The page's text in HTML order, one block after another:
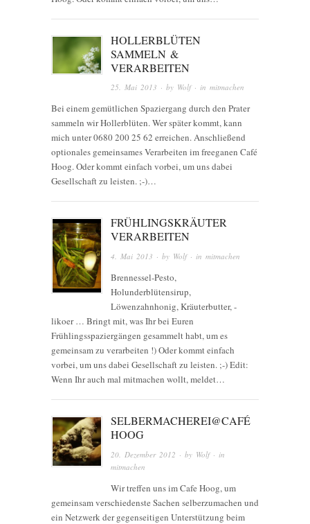
HOLLERBLÜTEN
SAMMELN &
VERARBEITEN
25. Mai 2013 · by Wolf· inmitmachen
Bei einem gemütlichen Spaziergang durch den Prater
sammeln wir Hollerblüten. Wer später kommt, kann
mich unter 0680 200 25 62 erreichen. Anschließend
optionales gemeinsames Verarbeiten im freeganen Café
Hoog. Oder kommt einfach vorbei, um uns dabei
Gesellschaft zu leisten. ;-)…
FRÜHLINGSKRÄUTER
VERARBEITEN
4. Mai 2013 · by Wolf· inmitmachen
Brennessel-Pesto,
Holunderblütensirup,
Löwenzahnhonig, Kräuterbutter, -
likoer … Bringt mit, was Ihr bei Euren
Frühlingsspaziergängen gesammelt habt, um es
gemeinsam zu verarbeiten !) Oder kommt einfach
vorbei, um uns dabei Gesellschaft zu leisten. ;-) Edit:
Wenn Ihr auch mal mitmachen wollt, meldet…
SELBERMACHEREI@CAFÉ
HOOG
20. Dezember 2012 · by Wolf· in
mitmachen
Wir treffen uns im Cafe Hoog, um
gemeinsam verschiedenste Sachen selberzumachen und
ein Netzwerk der gegenseitigen Unterstützung beim